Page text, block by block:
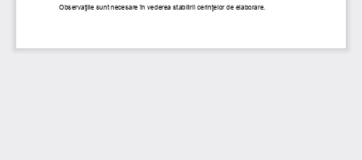
Observaţiile sunt necesare în vederea stabilirii cerinţelor de elaborare.